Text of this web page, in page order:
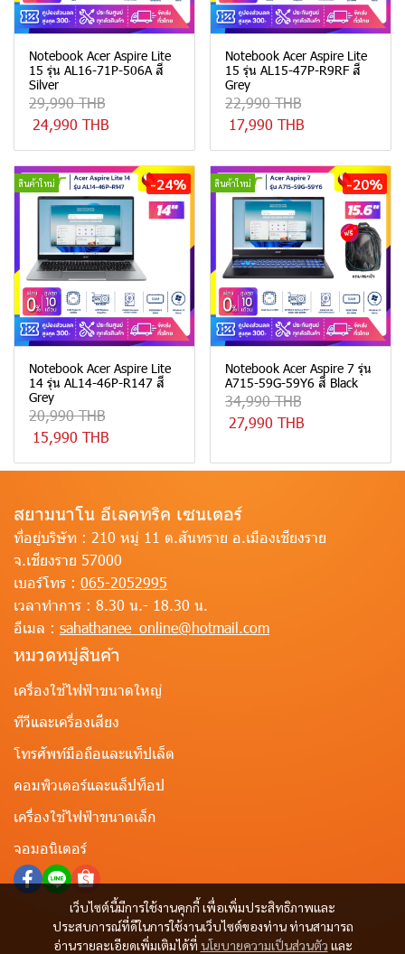
Notebook Acer Aspire Lite
15 รุ่น AL16-71P-506A สี
Silver
29,990 THB
24,990 THB
Notebook Acer Aspire Lite
15 รุ่น AL15-47P-R9RF สี
Grey
22,990 THB
17,990 THB
สินค้าใหม่ -24%
Notebook Acer Aspire Lite
14 รุ่น AL14-46P-R147 สี
Grey
20,990 THB
15,990 THB
สินค้าใหม่ -20%
Notebook Acer Aspire 7 รุ่น
A715-59G-59Y6 สี Black
34,990 THB
27,990 THB
เว็บไซต์นี้มีการใช้งานคุกกี้ เพื่อเพิ่มประสิทธิภาพและ
ประสบการณ์ที่ดีในการใช้งานเว็บไซต์ของท่าน ท่านสามารถ
อ่านรายละเอียดเพิ่มเติมได้ที่ นโยบายความเป็นส่วนตัว และ
สยามนาโน อีเลคทริค เซนเตอร์
ที่อยู่บริษัท : 210 หมู่ 11 ต.สันทราย อ.เมืองเชียงราย
จ.เชียงราย 57000
เบอร์โทร : 065-2052995
เวลาทำการ : 8.30 น.- 18.30 น.
อีเมล : sahathanee_online@hotmail.com
หมวดหมู่สินค้า
เครื่องใช้ไฟฟ้าขนาดใหญ่
ทีวีและเครื่องเสียง
โทรศัพท์มือถือและแท็ปเล็ต
คอมพิวเตอร์และแล็ปท็อป
เครื่องใช้ไฟฟ้าขนาดเล็ก
จอมอนิเตอร์